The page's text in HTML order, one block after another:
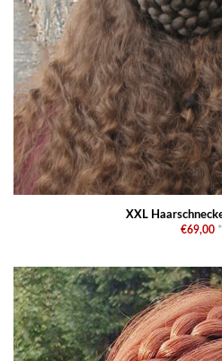
XXL
€69,00 *